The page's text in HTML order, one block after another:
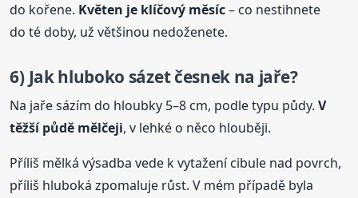
do kořene. Květen je klíčový měsíc– co nestihnete
do té doby, už většinou nedoženete.
6) Jak hluboko sázet česnek na jaře?
Na jaře sázím do hloubky 5–8 cm, podle typu půdy.V
těžší půdě mělčeji, v lehké o něco hlouběji.
Příliš mělká výsadba vede k vytažení cibule nad povrch,
příliš hluboká zpomaluje růst. V mém případě byla